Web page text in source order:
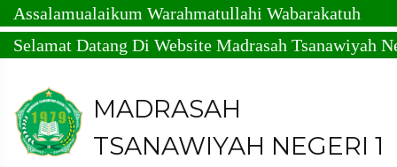
Warahmatullahi Wabarakatuh
Datang Di Website Madrasah Tsanawiyah Negeri
MADRASAH
TSANAWIYAH NEGERI 1